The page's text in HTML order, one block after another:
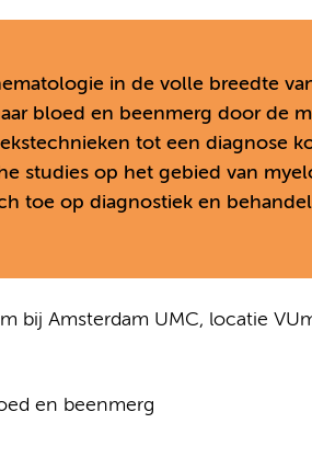
in de volle breedte
bloed en beenmerg door de
tot een diagnose
studies op het gebied van
toe op diagnostiek en
bij Amsterdam UMC, locatie
en beenmerg